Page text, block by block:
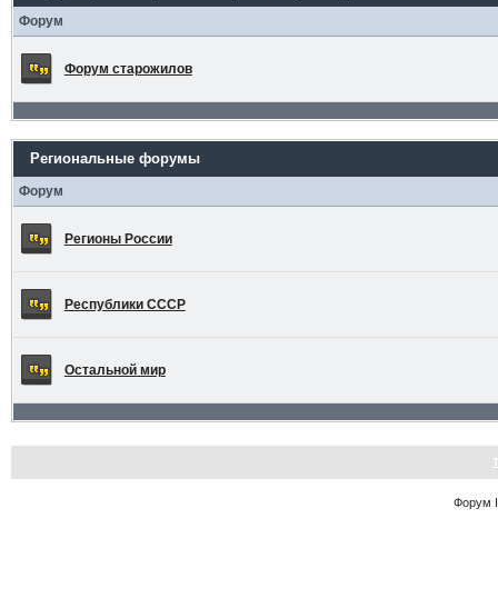
Форум
Форум старожилов
Региональные форумы
Форум
Регионы России
Республики СССР
Остальной мир
Форум